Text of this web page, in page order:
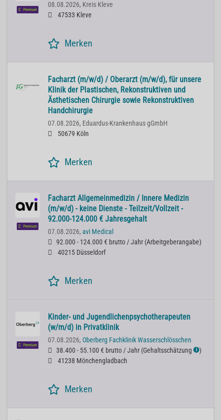
Premium
08.08.2026, Kreis Kleve
47533 Kleve
Merken
Facharzt (m/w/d) / Oberarzt (m/w/d), für unsere
Klinik der Plastischen, Rekonstruktiven und
Ästhetischen Chirurgie sowie Rekonstruktiven
Handchirurgie
07.08.2026, Eduardus-Krankenhaus gGmbH
50679 Köln
Merken
Premium
Facharzt Allgemeinmedizin / Innere Medizin
(m/w/d) - keine Dienste - Teilzeit/Vollzeit -
92.000-124.000 € Jahresgehalt
07.08.2026, avi Medical
92.000 - 124.000 € brutto / Jahr (Arbeitgeberangabe)
40215 Düsseldorf
Merken
Premium
Kinder- und Jugendlichenpsychotherapeuten
(w/m/d) in Privatklinik
07.08.2026, Oberberg Fachklinik Wasserschlösschen
38.400 - 55.100 € brutto / Jahr (Gehaltsschätzung ℹ )
41238 Mönchengladbach
Merken